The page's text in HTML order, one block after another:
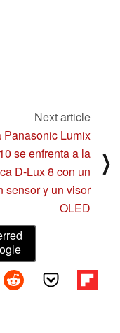
Next article
Panasonic Lumix
se enfrenta a la
D-Lux 8 con un
sensor y un visor
OLED
⟩